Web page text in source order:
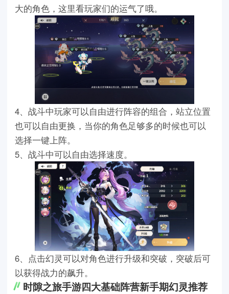
大的角色，这里看玩家们的运气了哦。
4、战斗中玩家可以自由进行阵容的组合，站立位置
也可以自由更换，当你的角色足够多的时候也可以
选择一键上阵。
5、战斗中可以自由选择速度。
6、点击幻灵可以对角色进行升级和突破，突破后可
以获得战力的飙升。
时隙之旅手游四大基础阵营新手期幻灵推荐